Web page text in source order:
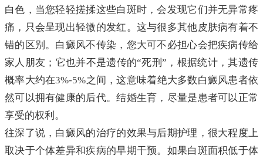
白色，当您轻轻搓揉这些白斑时，会发现它们并无异常疼
痛，只会呈现出轻微的发红。这与很多其他皮肤病有着不
错的区别。白癜风不传染，您大可不必担心会把疾病传给
家人朋友；它也并不是遗传的“死刑”，根据统计，其遗传
概率大约在3%-5%之间，这意味着绝大多数白癜风患者依
然可以拥有健康的后代。结婚生育，尽量是患者可以正常
享受的权利。
往深了说，白癜风的治疗的效果与后期护理，很大程度上
取决于个体差异和疾病的早期干预。如果白斑面积低于体